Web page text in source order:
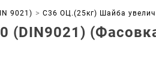
9021) С36 ОЦ.(25кг) Шайба
(DIN9021)